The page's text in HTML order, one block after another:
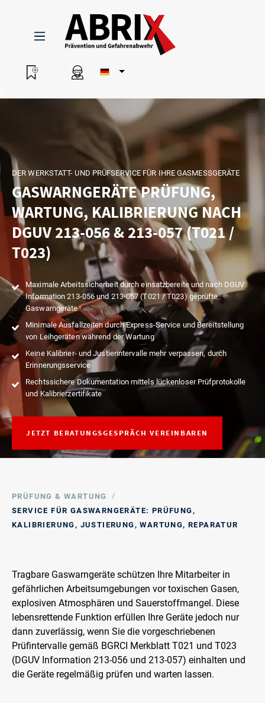
DER WERKSTATT- UND PRÜFSERVICE FÜR IHRE GASMESSGERÄTE
GASWARNGERÄTE PRÜFUNG,
WARTUNG, KALIBRIERUNG NACH
DGUV 213-056 & 213-057 (T021 /
T023)
Maximale Arbeitssicherheit durch einsatzbereite und nach DGUV
Information 213-056 und 213-057 (T021 / T023) geprüfte
Gaswarngeräte
Minimale Ausfallzeiten durch Express-Service und Bereitstellung
von Leihgeräten während der Wartung
Keine Kalibrier- und Justierintervalle mehr verpassen, durch
Erinnerungsservice
Rechtssichere Dokumentation mittels lückenloser Prüfprotokolle
und Kalibrierzertifikate
JETZT BERATUNGSGESPRÄCH VEREINBAREN
PRÜFUNG & WARTUNG
/
SERVICE FÜR GASWARNGERÄTE: PRÜFUNG,
KALIBRIERUNG, JUSTIERUNG, WARTUNG, REPARATUR
Tragbare Gaswarngeräte schützen Ihre Mitarbeiter in
gefährlichen Arbeitsumgebungen vor toxischen Gasen,
explosiven Atmosphären und Sauerstoffmangel. Diese
lebensrettende Funktion erfüllen Ihre Geräte jedoch nur
dann zuverlässig, wenn Sie die vorgeschriebenen
Prüfintervalle gemäß BGRCI Merkblatt T021 und T023
(DGUV Information 213-056 und 213-057) einhalten und
die Geräte regelmäßig prüfen und warten lassen.